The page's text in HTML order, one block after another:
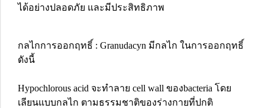
ได้อย่างปลอดภัย และมีประสิทธิภาพ
กลไกการออกฤทธิ์ : Granudacyn มีกลไก ในการออกฤทธิ์
ดังนี้
Hypochlorous acid จะทำลาย cell wall ของbacteria โดย
เลียนแบบกลไก ตามธรรมชาติของร่างกายที่ปกติ